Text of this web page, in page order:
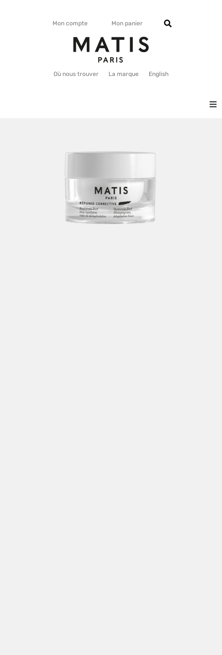
Où nous trouver La marque English
Mon compte Mon panier